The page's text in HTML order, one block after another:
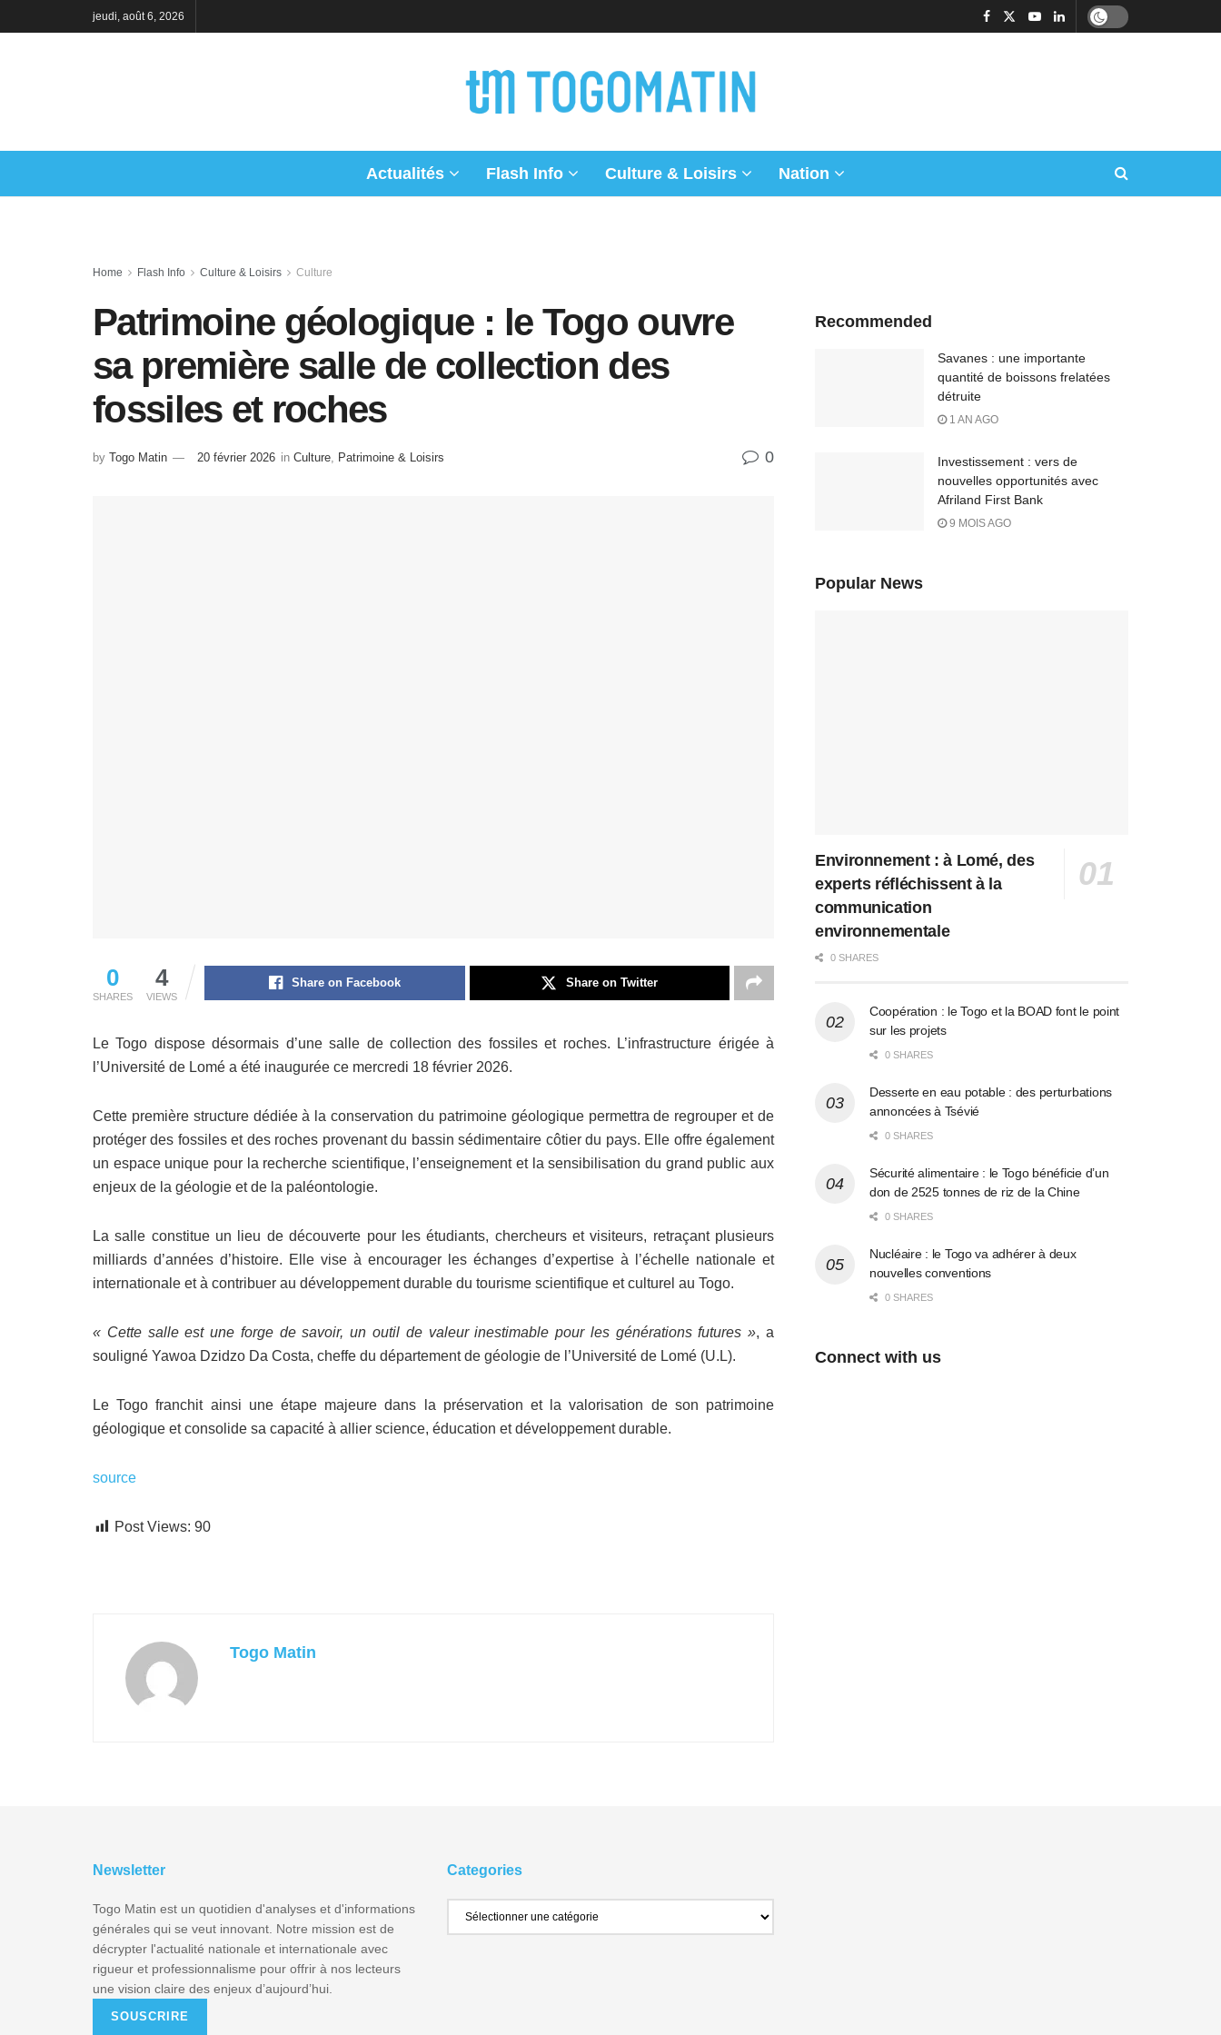
jeudi, août 6, 2026
Actualités Flash Info Culture & Loisirs Nation
Home Flash Info Culture & Loisirs Culture
Patrimoine géologique : le Togo ouvre
sa première salle de collection des
fossiles et roches
by Togo Matin 20 février 2026 in Culture Patrimoine & Loisirs 0
0
SHARES
4
VIEWS
Share on Facebook Share on Twitter
Le Togo dispose désormais d’une salle de collection des fossiles et roches. L’infrastructure érigée à
l’Université de Lomé a été inaugurée ce mercredi 18 février 2026.
Cette première structure dédiée à la conservation du patrimoine géologique permettra de regrouper et de
protéger des fossiles et des roches provenant du bassin sédimentaire côtier du pays. Elle offre également
un espace unique pour la recherche scientifique, l’enseignement et la sensibilisation du grand public aux
enjeux de la géologie et de la paléontologie.
La salle constitue un lieu de découverte pour les étudiants, chercheurs et visiteurs, retraçant plusieurs
milliards d’années d’histoire. Elle vise à encourager les échanges d’expertise à l’échelle nationale et
internationale et à contribuer au développement durable du tourisme scientifique et culturel au Togo.
« Cette salle est une forge de savoir, un outil de valeur inestimable pour les générations futures », a
souligné Yawoa Dzidzo Da Costa, cheffe du département de géologie de l’Université de Lomé (U.L).
Le Togo franchit ainsi une étape majeure dans la préservation et la valorisation de son patrimoine
géologique et consolide sa capacité à allier science, éducation et développement durable.
source
Post Views: 90
Togo Matin
Recommended
Savanes : une importante
quantité de boissons frelatées
détruite
1 AN AGO
Investissement : vers de
nouvelles opportunités avec
Afriland First Bank
9 MOIS AGO
Popular News
Environnement : à Lomé, des
experts réfléchissent à la
communication
environnementale
0 SHARES
Coopération : le Togo et la BOAD font le point
sur les projets
0 SHARES
Desserte en eau potable : des perturbations
annoncées à Tsévié
0 SHARES
Sécurité alimentaire : le Togo bénéficie d’un
don de 2525 tonnes de riz de la Chine
0 SHARES
Nucléaire : le Togo va adhérer à deux
nouvelles conventions
0 SHARES
Connect with us
Newsletter
Togo Matin est un quotidien d'analyses et d'informations
générales qui se veut innovant. Notre mission est de
décrypter l'actualité nationale et internationale avec
rigueur et professionnalisme pour offrir à nos lecteurs
une vision claire des enjeux d’aujourd’hui.
SOUSCRIRE
Categories